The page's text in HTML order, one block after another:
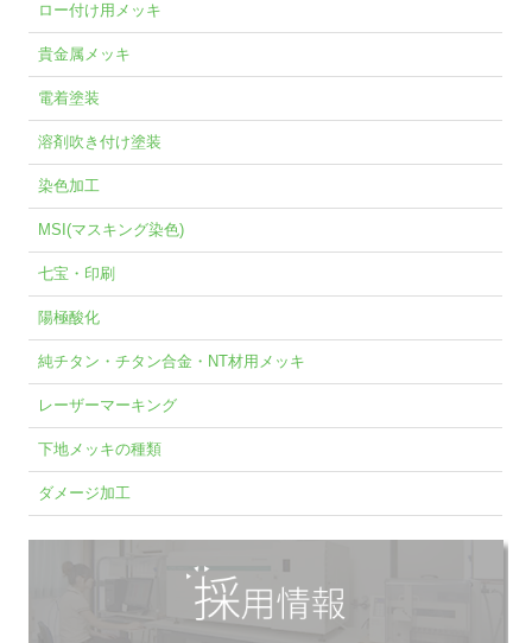
ロー付け用メッキ
貴金属メッキ
電着塗装
溶剤吹き付け塗装
染色加工
MSI(マスキング染色)
七宝・印刷
陽極酸化
純チタン・チタン合金・NT材用メッキ
レーザーマーキング
下地メッキの種類
ダメージ加工